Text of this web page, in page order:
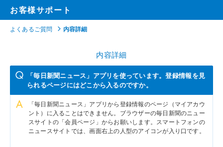
お客様サポート
よくあるご質問 内容詳細
内容詳細
「毎日新聞ニュース」アプリを使っています。登録情報を見
られるページにはどこから入るのですか。
「毎日新聞ニュース」アプリから登録情報のページ（マイアカウ
ント）に入ることはできません。ブラウザーの毎日新聞のニュー
スサイトの「会員ページ」からお願いします。スマートフォンの
ニュースサイトでは、画面右上の人型のアイコンが入り口です。